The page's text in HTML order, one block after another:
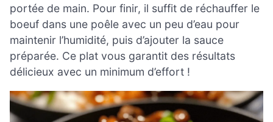
portée de main. Pour finir, il suffit de réchauffer le
boeuf dans une poêle avec un peu d’eau pour
maintenir l’humidité, puis d’ajouter la sauce
préparée. Ce plat vous garantit des résultats
délicieux avec un minimum d’effort !